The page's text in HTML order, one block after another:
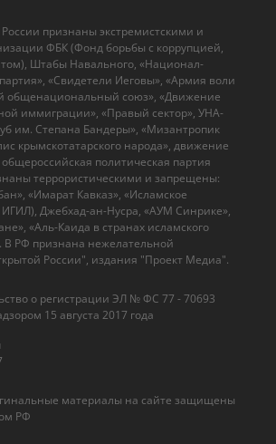
материалы на сайте защищены
РФ
о регистрации ЭЛ № ФС 77 - 70693
15 августа 2017 года
признаны экстремистскими и
ФБК (Фонд борьбы с коррупцией,
Штабы Навального, «Национал-
«Свидетели Иеговы», «Армия воли
общенациональный союз», «Движение
иммиграции», «Правый сектор», УНА-
им. Степана Бандеры», «Мизантропик
крымскотатарского народа», движение
общероссийская политическая партия
террористическими и запрещены:
«Имарат Кавказ», «Исламское
ИГИЛ), Джебхад-ан-Нусра, «АУМ Синрике»,
«Аль-Каида в странах исламского
В РФ признана нежелательной
России", издания "Проект Медиа".